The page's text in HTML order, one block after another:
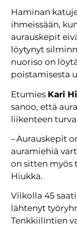
Haminan
ihmeissään,
aurauskepit
löytynyt
nuoriso on
poistamisesta
Etumies Kari
sanoo, että
liikenteen
– Aurauskepit
auramiehiä
on sitten myös
Hiukka.
Viikolla 45
lähtenyt
Tenkkiilintien